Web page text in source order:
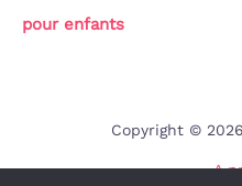
pour enfants
Copyright ©
A